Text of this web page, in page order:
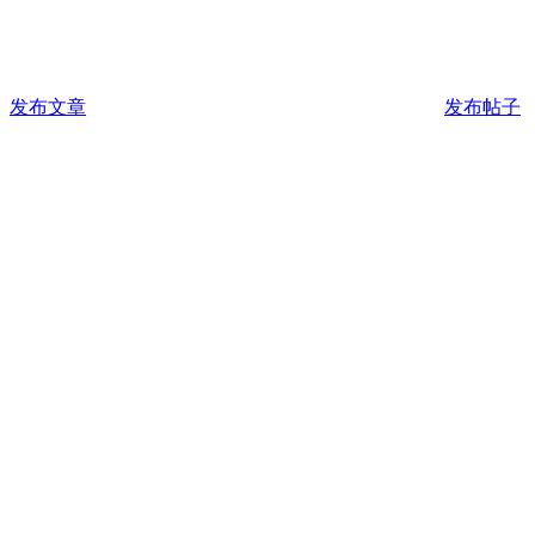
发布文章 发布帖子